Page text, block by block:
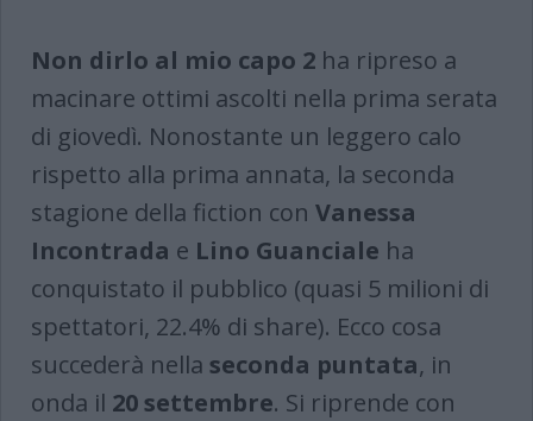
Non dirlo al mio capo 2 ha ripreso a
macinare ottimi ascolti nella prima serata
di giovedì. Nonostante un leggero calo
rispetto alla prima annata, la seconda
stagione della fiction con Vanessa
Incontrada e Lino Guanciale ha
conquistato il pubblico (quasi 5 milioni di
spettatori, 22.4% di share). Ecco cosa
succederà nella seconda puntata, in
onda il 20 settembre. Si riprende con